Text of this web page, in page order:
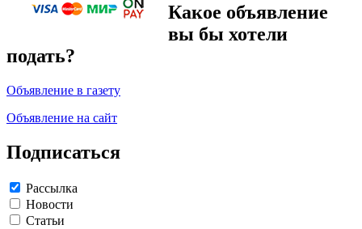
Какое объявление
вы бы хотели
подать?
Объявление в газету
Объявление на сайт
Подписаться
Рассылка
Новости
Статьи